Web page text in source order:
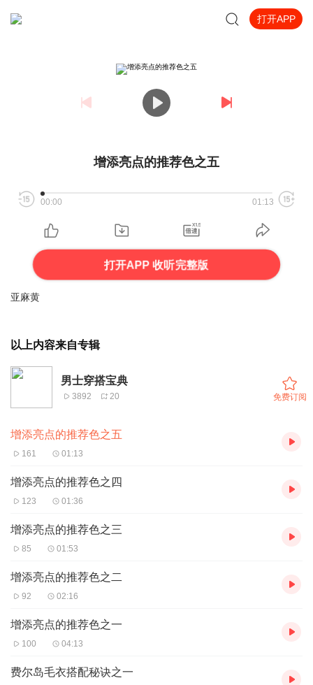
打开APP
增添亮点的推荐色之五
00:00 01:13
打开APP 收听完整版
亚麻黄
以上内容来自专辑
男士穿搭宝典
3892 20 免费订阅
增添亮点的推荐色之五
161 01:13
增添亮点的推荐色之四
123 01:36
增添亮点的推荐色之三
85 01:53
增添亮点的推荐色之二
92 02:16
增添亮点的推荐色之一
100 04:13
费尔岛毛衣搭配秘诀之一